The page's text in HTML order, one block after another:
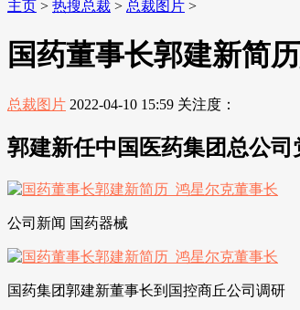
主页 > 热搜总裁 > 总裁图片 >
国药董事长郭建新简
总裁图片 2022-04-10 15:59 关注度：
郭建新任中国医药集团总公
公司新闻 国药器械
国药集团郭建新董事长到国控商丘公司调研